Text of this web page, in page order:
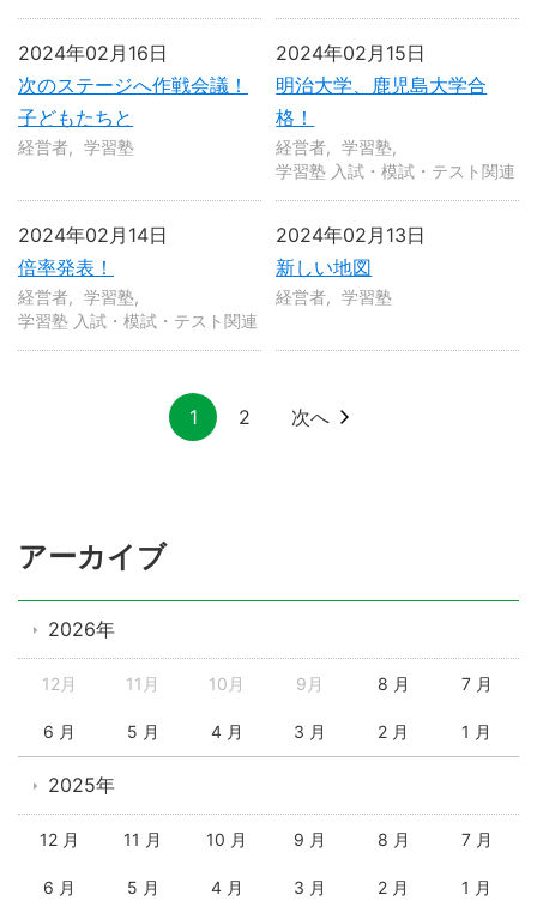
次のステージへ作戦会議！
子どもたちと
2024年02月16日
経営者 学習塾
明治大学、鹿児島大学合
格！
2024年02月15日
経営者
学習塾
学習塾 入試・模試・テスト関連
倍率発表！
2024年02月14日
経営者
学習塾
学習塾 入試・模試・テスト関連
新しい地図
2024年02月13日
経営者 学習塾
1 2 次へ
アーカイブ
2026年
12月 11月 10月 9月 8 月 7 月
6 月 5 月 4 月 3 月 2 月 1 月
2025年
12 月 11 月 10 月 9 月 8 月 7 月
6 月 5 月 4 月 3 月 2 月 1 月